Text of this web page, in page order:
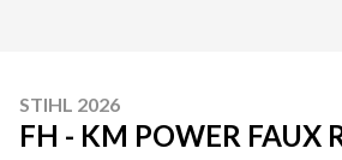
STIHL 2026
FH - KM POWER FAUX